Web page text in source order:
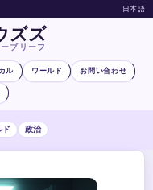
日本語
ズズ
ブリーフ
ル ワールド お問い合わせ
ド 政治